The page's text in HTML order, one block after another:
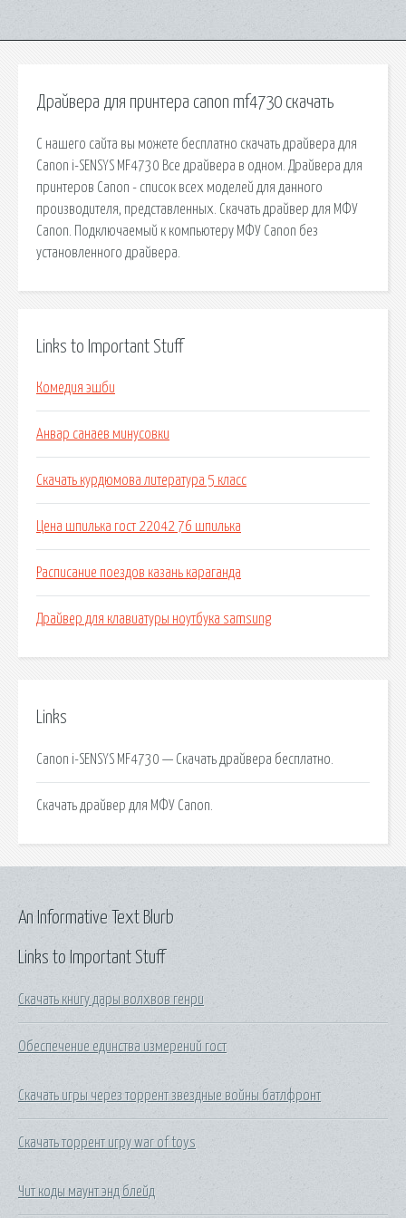
Драйвера для принтера canon mf4730 скачать
С нашего сайта вы можете бесплатно скачать драйвера для
Canon i-SENSYS MF4730 Все драйвера в одном. Драйвера для
принтеров Canon - список всех моделей для данного
производителя, представленных. Скачать драйвер для МФУ
Canon. Подключаемый к компьютеру МФУ Canon без
установленного драйвера.
Links to Important Stuff
Комедия эшби
Анвар санаев минусовки
Скачать курдюмова литература 5 класс
Цена шпилька гост 22042 76 шпилька
Расписание поездов казань караганда
Драйвер для клавиатуры ноутбука samsung
Links
Canon i-SENSYS MF4730 — Скачать драйвера бесплатно.
Скачать драйвер для МФУ Canon.
Links to Important Stuff
Скачать книгу дары волхвов генри
Обеспечение единства измерений гост
Скачать игры через торрент звездные войны батлфронт
Скачать торрент игру war of toys
Чит коды маунт энд блейд
An Informative Text Blurb